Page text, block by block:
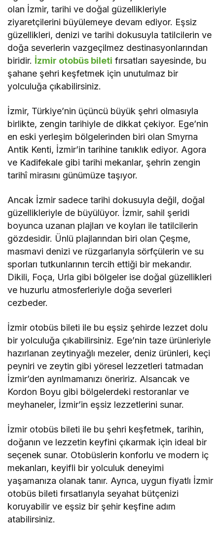
olan İzmir, tarihi ve doğal güzellikleriyle
ziyaretçilerini büyülemeye devam ediyor. Eşsiz
güzellikleri, denizi ve tarihi dokusuyla tatilcilerin ve
doğa severlerin vazgeçilmez destinasyonlarından
biridir. İzmir otobüs bileti fırsatları sayesinde, bu
şahane şehri keşfetmek için unutulmaz bir
yolculuğa çıkabilirsiniz.
İzmir, Türkiye’nin üçüncü büyük şehri olmasıyla
birlikte, zengin tarihiyle de dikkat çekiyor. Ege’nin
en eski yerleşim bölgelerinden biri olan Smyrna
Antik Kenti, İzmir’in tarihine tanıklık ediyor. Agora
ve Kadifekale gibi tarihi mekanlar, şehrin zengin
tarihî mirasını günümüze taşıyor.
Ancak İzmir sadece tarihi dokusuyla değil, doğal
güzellikleriyle de büyülüyor. İzmir, sahil şeridi
boyunca uzanan plajları ve koyları ile tatilcilerin
gözdesidir. Ünlü plajlarından biri olan Çeşme,
masmavi denizi ve rüzgarlarıyla sörfçülerin ve su
sporları tutkunlarının tercih ettiği bir mekandır.
Dikili, Foça, Urla gibi bölgeler ise doğal güzellikleri
ve huzurlu atmosferleriyle doğa severleri
cezbeder.
İzmir otobüs bileti ile bu eşsiz şehirde lezzet dolu
bir yolculuğa çıkabilirsiniz. Ege’nin taze ürünleriyle
hazırlanan zeytinyağlı mezeler, deniz ürünleri, keçi
peyniri ve zeytin gibi yöresel lezzetleri tatmadan
İzmir’den ayrılmamanızı öneririz. Alsancak ve
Kordon Boyu gibi bölgelerdeki restoranlar ve
meyhaneler, İzmir’in eşsiz lezzetlerini sunar.
İzmir otobüs bileti ile bu şehri keşfetmek, tarihin,
doğanın ve lezzetin keyfini çıkarmak için ideal bir
seçenek sunar. Otobüslerin konforlu ve modern iç
mekanları, keyifli bir yolculuk deneyimi
yaşamanıza olanak tanır. Ayrıca, uygun fiyatlı İzmir
otobüs bileti fırsatlarıyla seyahat bütçenizi
koruyabilir ve eşsiz bir şehir keşfine adım
atabilirsiniz.